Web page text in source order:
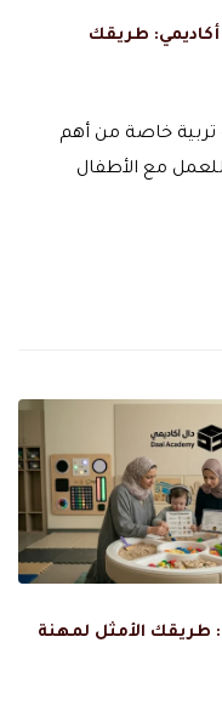
أكاديمي: طريقك
تربية خاصة من أهم
للعمل مع الأطفال
طريقك الأمثل لمهنة